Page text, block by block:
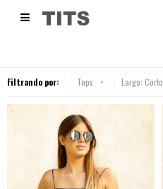

Filtrando por: Tops Largo: Corto